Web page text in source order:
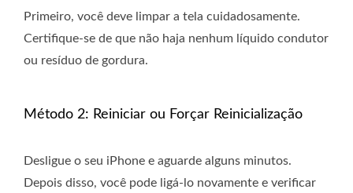
Primeiro, você deve limpar a tela cuidadosamente.
Certifique-se de que não haja nenhum líquido condutor
ou resíduo de gordura.
Método 2: Reiniciar ou Forçar Reinicialização
Desligue o seu iPhone e aguarde alguns minutos.
Depois disso, você pode ligá-lo novamente e verificar